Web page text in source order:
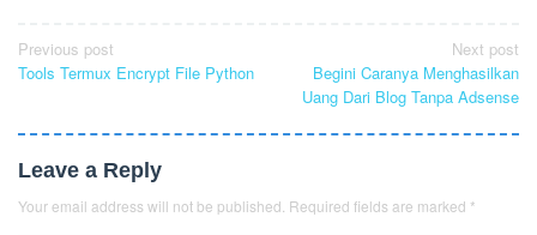
Post
navigation
Previous post
Tools Termux Encrypt File Python
Next post
Begini Caranya Menghasilkan
Uang Dari Blog Tanpa Adsense
Leave a Reply
Your email address will not be published. Required fields are marked *